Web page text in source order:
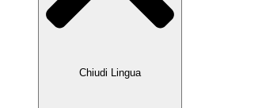
Chiudi Lingua